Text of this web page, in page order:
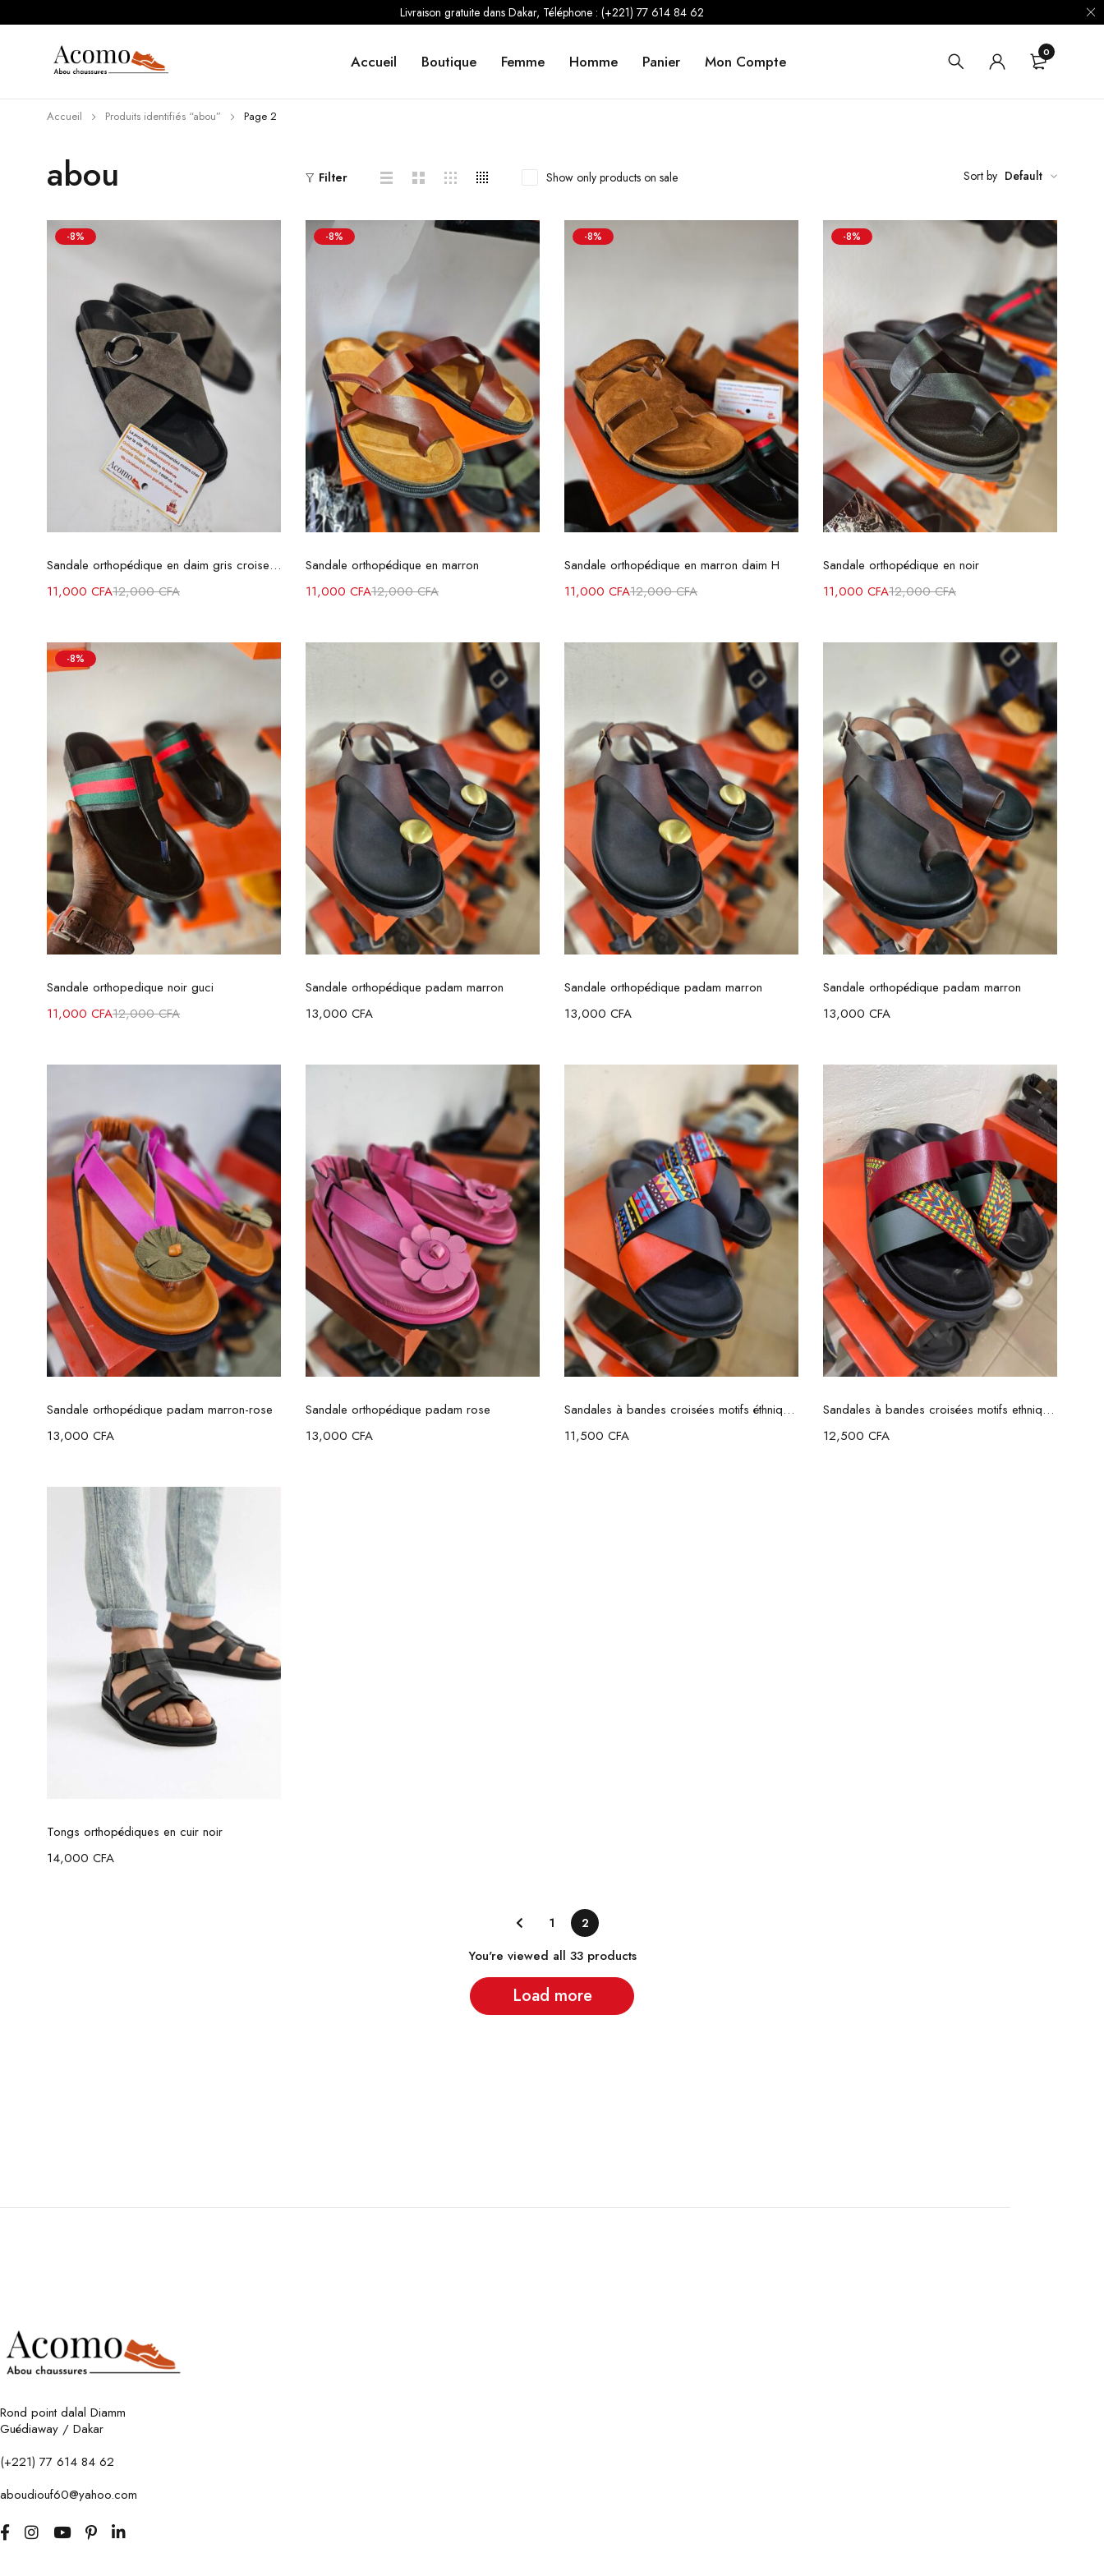
Livraison gratuite dans Dakar, Téléphone : (+221) 77 614 84 62
Accueil Boutique Femme Homme Panier Mon Compte 0
abou
Accueil Produits identifiés “abou” Page 2
Filter Sort by Default
Show only products on sale
-8%
Sandale orthopédique en daim gris croisee avec anneau rond
12,000CFA
11,000 CFA
-8%
Sandale orthopédique en marron
12,000CFA
11,000 CFA
-8%
Sandale orthopédique en marron daim H
12,000CFA
11,000 CFA
-8%
Sandale orthopédique en noir
12,000CFA
11,000 CFA
-8%
Sandale orthopedique noir guci
12,000CFA
11,000 CFA
Sandale orthopédique padam marron
13,000 CFA
Sandale orthopédique padam marron
13,000 CFA
Sandale orthopédique padam marron
13,000 CFA
Sandale orthopédique padam marron-rose
13,000 CFA
Sandale orthopédique padam rose
13,000 CFA
Sandales à bandes croisées motifs éthniques
11,500 CFA
Sandales à bandes croisées motifs ethniques
12,500 CFA
Tongs orthopédiques en cuir noir
14,000 CFA
1 2
You're viewed all 33 products
Load more
Rond point dalal Diamm
Guédiaway / Dakar
(+221) 77 614 84 62
aboudiouf60@yahoo.com